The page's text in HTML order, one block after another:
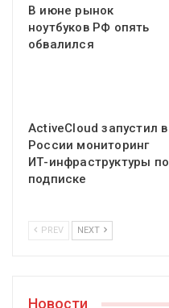
В июне рынок
ноутбуков РФ опять
обвалился
ActiveCloud запустил в
России мониторинг
ИТ-инфраструктуры по
подписке
PREV NEXT
Новости